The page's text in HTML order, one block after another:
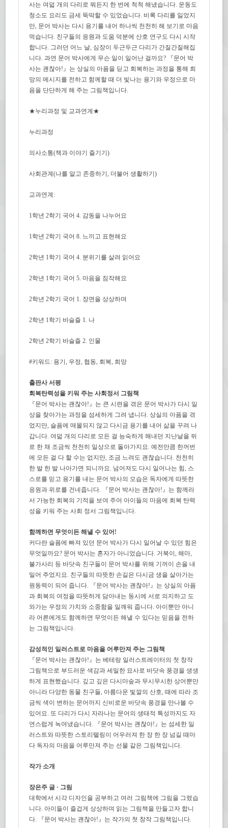
사는 여덟 개의 다리로 뭐든지 한 번에 척척 해냈습니다. 운동도
청소도 요리도 금세 뚝딱할 수 있었습니다. 비록 다리를 잃었지
만, 문어 박사는 다시 용기를 내어 하나씩 천천히 해 보기로 마음
먹습니다. 친구들의 응원과 도움 덕분에 산호 연구도 다시 시작
합니다. 그러던 어느 날, 심장이 두근두근 다리가 간질간질해집
니다. 과연 문어 박사에게 무슨 일이 일어난 걸까요? 『문어 박
사는 괜찮아!』는 상실의 아픔을 딛고 회복하는 과정을 통해 희
망의 메시지를 전하고 함께할 때 더 빛나는 용기와 우정으로 마
음을 단단하게 해 주는 그림책입니다.
★누리과정 및 교과연계★
누리과정
의사소통(책과 이야기 즐기기)
사회관계(나를 알고 존중하기, 더불어 생활하기)
교과연계:
1학년 2학기 국어 4. 감동을 나누어요
1학년 2학기 국어 8. 느끼고 표현해요
2학년 1학기 국어 4. 분위기를 살려 읽어요
2학년 1학기 국어 5. 마음을 짐작해요
2학년 2학기 국어 1. 장면을 상상하며
2학년 1학기 바슬즐 1. 나
2학년 2학기 바슬즐 2. 인물
#키워드: 용기, 우정, 협동, 회복, 희망
출판사 서평
회복탄력성을 키워 주는 사회정서 그림책
『문어 박사는 괜찮아!』는 큰 시련을 겪은 문어 박사가 다시 일
상을 찾아가는 과정을 섬세하게 그려 냅니다. 상실의 아픔을 겪
었지만, 슬픔에 매몰되지 않고 다시금 용기를 내어 삶을 꾸려 나
갑니다. 여덟 개의 다리로 모든 걸 능숙하게 해내던 지난날을 뒤
로 한 채 조금씩 천천히 일상으로 돌아가지요. 예전만큼 한꺼번
에 모든 걸 다 할 수는 없지만, 조금 느려도 괜찮습니다. 천천히
한 발 한 발 나아가면 되니까요. 넘어져도 다시 일어나는 힘, 스
스로를 믿고 용기를 내는 문어 박사의 모습은 독자에게 따뜻한
응원과 위로를 건네줍니다. 『문어 박사는 괜찮아!』는 함께라
서 가능한 회복의 기적을 보여 주어 아이들의 마음에 회복 탄력
성을 키워 주는 사회 정서 그림책입니다.
함께하면 무엇이든 해낼 수 있어!
커다란 슬픔에 빠져 있던 문어 박사가 다시 일어날 수 있던 힘은
무엇일까요? 문어 박사는 혼자가 아니었습니다. 거북이, 해마,
불가사리 등 바닷속 친구들이 문어 박사를 위해 기꺼이 손을 내
밀어 주었지요. 친구들의 따뜻한 손길은 다시금 생을 살아가는
원동력이 되어 줍니다. 『문어 박사는 괜찮아!』는 상실의 아픔
과 회복의 여정을 따뜻하게 담아내는 동시에 서로 의지하고 도
와가는 우정의 가치와 소중함을 일깨워 줍니다. 아이뿐만 아니
라 어른에게도 함께하면 무엇이든 해낼 수 있다는 믿음을 전하
는 그림책입니다.
감성적인 일러스트로 마음을 어루만져 주는 그림책
『문어 박사는 괜찮아!』는 베테랑 일러스트레이터의 첫 창작
그림책으로 부드러운 색감과 세밀한 묘사로 바닷속 풍경을 생생
하게 표현했습니다. 깊고 깊은 다시마숲과 무시무시한 상어뿐만
아니라 다양한 동물 친구들, 아름다운 빛깔의 산호, 때에 따라 조
금씩 색이 변하는 문어까지 신비로운 바닷속 풍경을 만나볼 수
있어요. 또 다리가 다시 자라나는 문어의 생태적 특성까지도 자
연스럽게 녹여냈습니다. 『문어 박사는 괜찮아!』는 섬세한 일
러스트와 따뜻한 스토리텔링이 어우러져 한 장 한 장 넘길 때마
다 독자의 마음을 어루만져 주는 선물 같은 그림책입니다.
작가 소개
장은주 글 · 그림
대학에서 시각 디자인을 공부하고 여러 그림책에 그림을 그렸습
니다. 아이들이 즐겁게 상상하며 읽는 그림책을 만들고자 합니
다. 『문어 박사는 괜찮아!』는 작가의 첫 창작 그림책입니다.